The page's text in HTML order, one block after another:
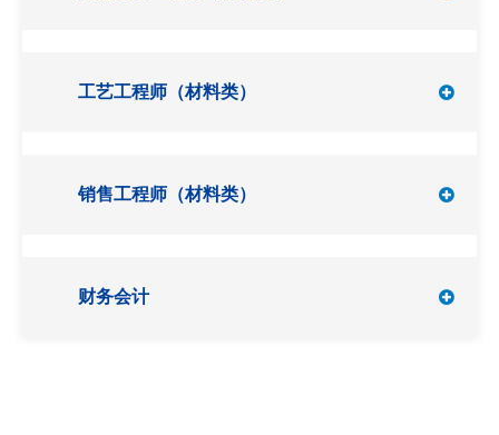
工艺工程师（材料类）
销售工程师（材料类）
财务会计